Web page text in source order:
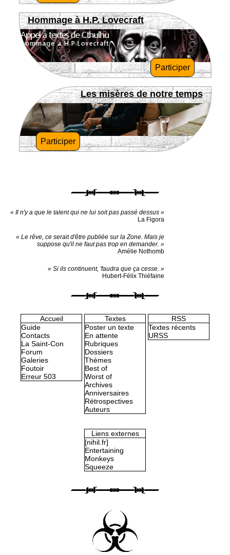
Hommage à H.P. Lovecraft
Participer
Les misères de notre temps
Participer
« Il n'y a que le talent qui ne lui soit pas passé dessus »
La Figora
« Le rêve, ce serait d'être publiée sur la Zone. Mais je
suppose qu'il ne faut pas trop en demander. »
Amélie Nothomb
« Si ils continuent, 'faudra que ça cesse. »
Hubert-Félix Thiéfaine
Accueil
Guide
Contacts
La Saint-Con
Forum
Galeries
Foutoir
Erreur 503
Textes
Poster un texte
En attente
Rubriques
Dossiers
Thèmes
Best of
Worst of
Archives
Anniversaires
Rétrospectives
Auteurs
RSS
Textes récents
URSS
Liens externes
[nihil.fr]
Entertaining
Monkeys
Squeeze